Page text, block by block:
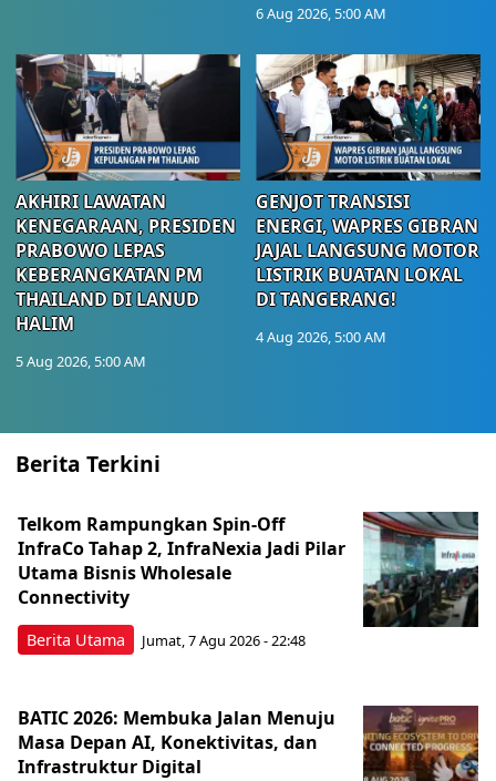
6 Aug 2026, 5:00 AM
AKHIRI LAWATAN
KENEGARAAN, PRESIDEN
PRABOWO LEPAS
KEBERANGKATAN PM
THAILAND DI LANUD
HALIM
5 Aug 2026, 5:00 AM
GENJOT TRANSISI
ENERGI, WAPRES GIBRAN
JAJAL LANGSUNG MOTOR
LISTRIK BUATAN LOKAL
DI TANGERANG!
4 Aug 2026, 5:00 AM
Berita Terkini
Berita Utama
Telkom Rampungkan Spin-Off
InfraCo Tahap 2, InfraNexia Jadi Pilar
Utama Bisnis Wholesale
Connectivity
Jumat, 7 Agu 2026 - 22:48
BATIC 2026: Membuka Jalan Menuju
Masa Depan AI, Konektivitas, dan
Infrastruktur Digital